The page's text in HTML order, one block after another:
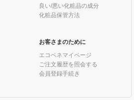
良い/悪い化粧品の成分
化粧品保管方法
お客さまのために
エコベネマイページ
ご注文履歴を照会する
会員登録手続き